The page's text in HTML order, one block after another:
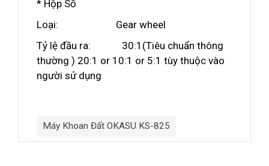
* Hộp Số
Loại: Gear wheel
Tỷ lệ đầu ra: 30:1(Tiêu chuẩn thông
thường ) 20:1 or 10:1 or 5:1 tùy thuộc vào
người sử dụng
Máy Khoan Đất OKASU KS-825